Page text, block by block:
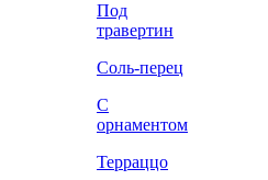
Под
травертин
Соль-перец
С
орнаментом
Терраццо